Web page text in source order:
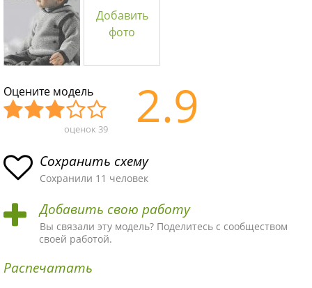
Добавить
фото
Оцените модель
асн
ая
ма
пло
хая
ма
ыч
ная
ма
Хор
ая
ма
Отл
ая
ма!
оценок 39 2.9
Сохранить схему
Сохранили 11 человек
Добавить свою работу
Вы связали эту модель? Поделитесь с сообществом
своей работой.
Распечатать